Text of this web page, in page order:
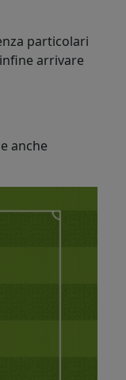
particolari
arrivare
anche